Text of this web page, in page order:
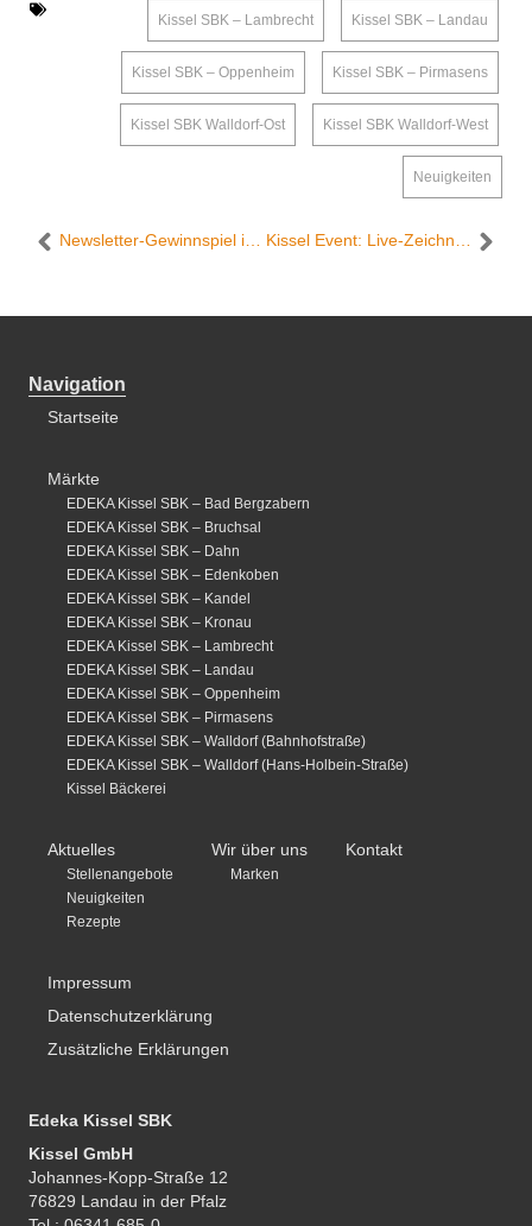
Kissel SBK – Lambrecht Kissel SBK – Landau
Kissel SBK – Oppenheim Kissel SBK – Pirmasens
Kissel SBK Walldorf-Ost Kissel SBK Walldorf-West
Neuigkeiten
Newsletter-Gewinnspiel im Februar: Wir belohnen die Treue unserer Newsletter-Abonnenten. Kissel Event: Live-Zeichnen mit Steffen Boiselle im Edeka Kissel SBK Landau
Navigation
Startseite
Märkte
EDEKA Kissel SBK – Bad Bergzabern
EDEKA Kissel SBK – Bruchsal
EDEKA Kissel SBK – Dahn
EDEKA Kissel SBK – Edenkoben
EDEKA Kissel SBK – Kandel
EDEKA Kissel SBK – Kronau
EDEKA Kissel SBK – Lambrecht
EDEKA Kissel SBK – Landau
EDEKA Kissel SBK – Oppenheim
EDEKA Kissel SBK – Pirmasens
EDEKA Kissel SBK – Walldorf (Bahnhofstraße)
EDEKA Kissel SBK – Walldorf (Hans-Holbein-Straße)
Kissel Bäckerei
Aktuelles
Stellenangebote
Neuigkeiten
Rezepte
Wir über uns
Marken
Kontakt
Impressum
Datenschutzerklärung
Zusätzliche Erklärungen
Edeka Kissel SBK
Kissel GmbH
Johannes-Kopp-Straße 12
76829 Landau in der Pfalz